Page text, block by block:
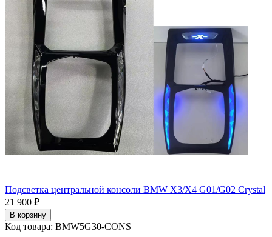
Подсветка центральной консоли BMW X3/X4 G01/G02 Crystal
21 900 ₽
В корзину
Код товара: BMW5G30-CONS